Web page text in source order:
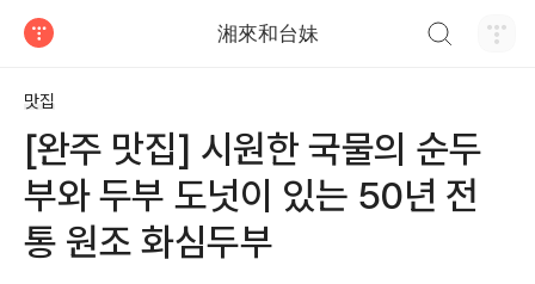
湘來和台妹
맛집
[완주 맛집] 시원한 국물의 순두
부와 두부 도넛이 있는 50년 전
통 원조 화심두부